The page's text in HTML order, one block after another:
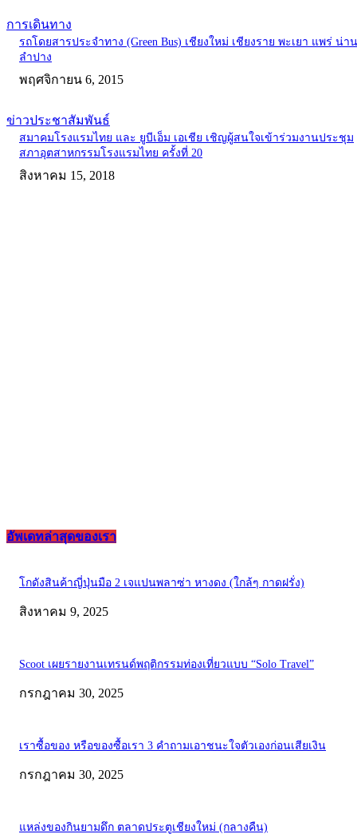
การเดินทาง
รถโดยสารประจำทาง (Green Bus) เชียงใหม่ เชียงราย พะเยา แพร่ น่าน
ลำปาง
พฤศจิกายน 6, 2015
ข่าวประชาสัมพันธ์
สมาคมโรงแรมไทย และ ยูบีเอ็ม เอเชีย เชิญผู้สนใจเข้าร่วมงานประชุม
สภาอุตสาหกรรมโรงแรมไทย ครั้งที่ 20
สิงหาคม 15, 2018
อัพเดทล่าสุดของเรา
โกดังสินค้าญี่ปุ่นมือ 2 เจแปนพลาซ่า หางดง (ใกล้ๆ กาดฝรั่ง)
สิงหาคม 9, 2025
Scoot เผยรายงานเทรนด์พฤติกรรมท่องเที่ยวแบบ “Solo Travel”
กรกฎาคม 30, 2025
เราซื้อของ หรือของซื้อเรา 3 คำถามเอาชนะใจตัวเองก่อนเสียเงิน
กรกฎาคม 30, 2025
แหล่งของกินยามดึก ตลาดประตูเชียงใหม่ (กลางคืน)